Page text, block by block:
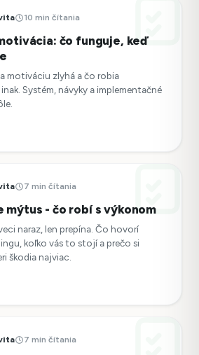
10 min čítania
čo funguje, keď
motiváciu zlyhá a čo robia
Systém, návyky a implementačné
7 min čítania
mýtus - čo robí s výkonom
naraz, len prepína. Čo hovorí
koľko vás to stojí a prečo si
škodia najviac.
7 min čítania